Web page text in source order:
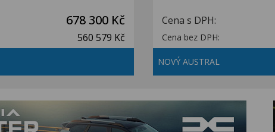
678 300 Kč
560 579 Kč
Cena s DPH:
Cena bez DPH:
NOVÝ AUSTRAL